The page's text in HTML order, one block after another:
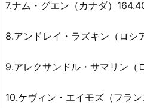
7.ナム・グエン（カナダ）
8.アンドレイ・ラズキン（ロシ
9.アレクサンドル・サマリン（
10.ケヴィン・エイモズ（フラ